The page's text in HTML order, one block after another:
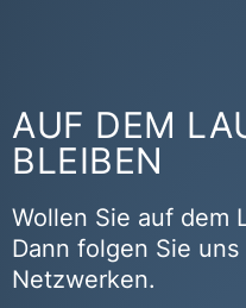
AUF DEM
BLEIBEN
Wollen Sie auf dem
Dann folgen Sie
Netzwerken.